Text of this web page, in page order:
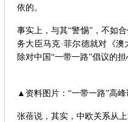
依的。
事实上，与其“警惕”，不如
务大臣马克·菲尔德就对《
除对中国“一带一路”倡议的
▲资料图片：“一带一路”高峰
张蓓说，其实，中欧关系从